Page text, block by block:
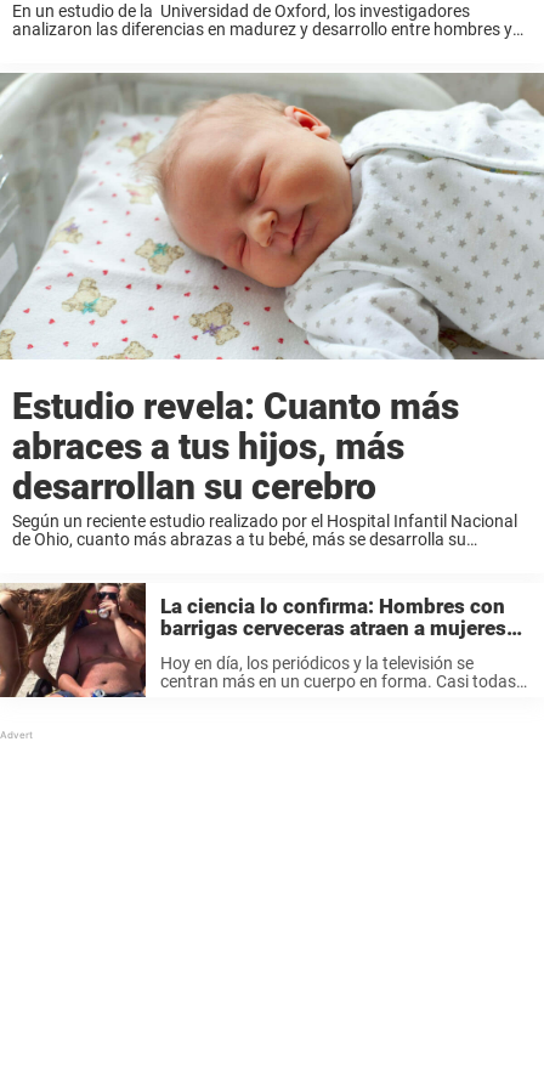
En un estudio de la Universidad de Oxford, los investigadores
analizaron las diferencias en madurez y desarrollo entre hombres y
que la maduración ...
Estudio revela: Cuanto más
abraces a tus hijos, más
desarrollan su cerebro
Según un reciente estudio realizado por el Hospital Infantil Nacional
de Ohio, cuanto más abrazas a tu bebé, más se desarrolla su
La ciencia lo confirma: Hombres con
barrigas cerveceras atraen a mujeres
Hoy en día, los periódicos y la televisión se
centran más en un cuerpo en forma. Casi todas